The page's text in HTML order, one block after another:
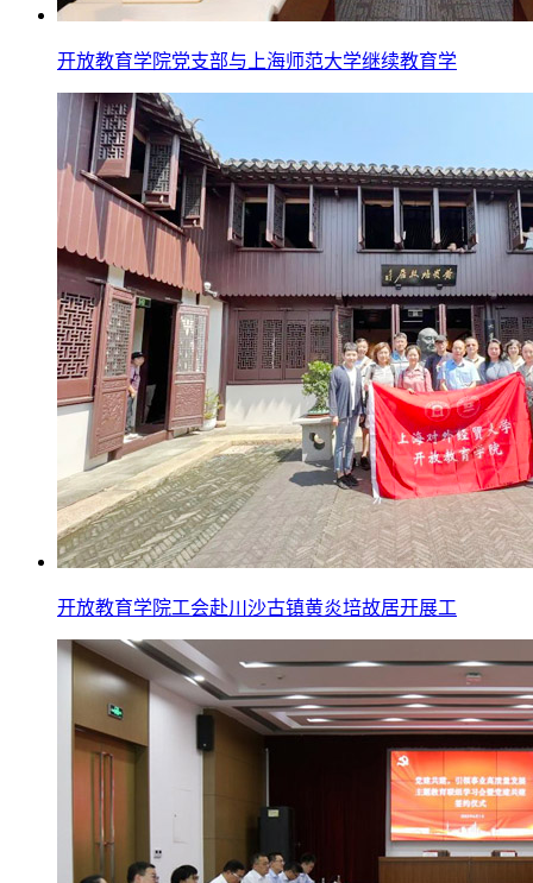
开放教育学院党支部与上海师范大学继续教育学
开放教育学院工会赴川沙古镇黄炎培故居开展工